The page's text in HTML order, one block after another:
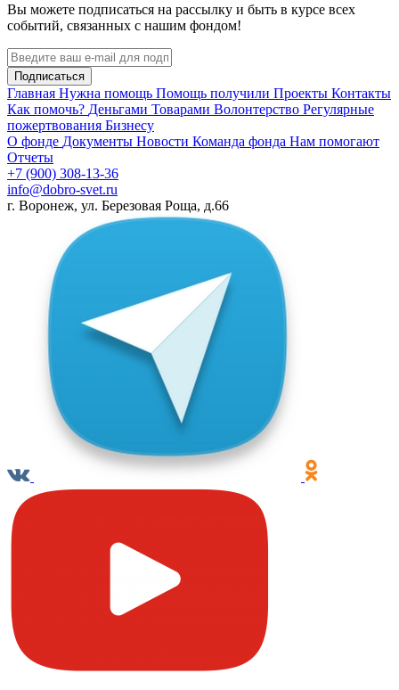
Вы можете подписаться на рассылку и быть в курсе всех
событий, связанных с нашим фондом!
Подписаться
Главная Нужна помощь Помощь получили Проекты Контакты
Как помочь? Деньгами Товарами Волонтерство Регулярные
пожертвования Бизнесу
О фонде Документы Новости Команда фонда Нам помогают
Отчеты
+7 (900) 308-13-36
info@dobro-svet.ru
г. Воронеж, ул. Березовая Роща, д.66